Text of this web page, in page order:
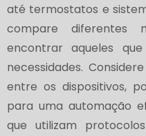
até termostatos e
compare diferentes
encontrar aqueles
necessidades.
entre os dispositivos,
para uma automação
que utilizam